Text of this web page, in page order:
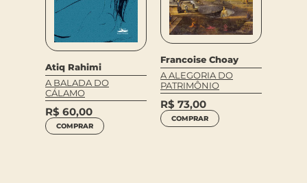
Atiq Rahimi
A BALADA DO
CÁLAMO
R$ 60,00
COMPRAR
Francoise Choay
A ALEGORIA DO
PATRIMÔNIO
R$ 73,00
COMPRAR